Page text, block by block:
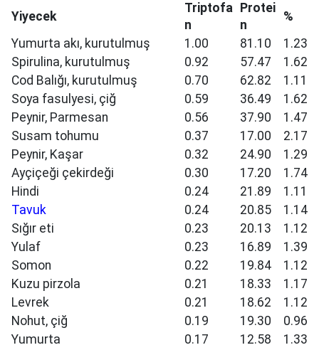
Yiyecek
Triptofa
n
Protei
n
%
Yumurta akı, kurutulmuş
1.00 81.10
1.23
Spirulina, kurutulmuş
0.92 57.47
1.62
Cod Balığı, kurutulmuş
0.70 62.82
1.11
Soya fasulyesi, çiğ
0.59 36.49
1.62
Peynir, Parmesan
0.56 37.90
1.47
Susam tohumu
0.37 17.00
2.17
Peynir, Kaşar
0.32 24.90
1.29
Ayçiçeği çekirdeği
0.30 17.20
1.74
Hindi
0.24 21.89
1.11
Tavuk
0.24 20.85
1.14
Sığır eti
0.23 20.13
1.12
Yulaf
0.23 16.89
1.39
Somon
0.22 19.84
1.12
Kuzu pirzola
0.21 18.33
1.17
Levrek
0.21 18.62
1.12
Nohut, çiğ
0.19 19.30
0.96
Yumurta
0.17 12.58
1.33